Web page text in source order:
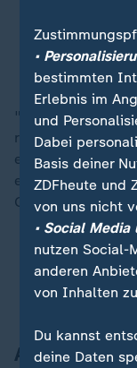
eine
Joachim
"Zur Einordnung:
rund drei bis fünf
erzielten
eingesammelten
Größe der
Wie und
Aktienmärkte
Amerika ist
•
bestimmten
Erlebnis im
und
Dabei
Basis deiner
ZDFheute und
von uns nicht
• Social
nutzen Social-
anderen
von Inhalten
Du kannst
deine Daten